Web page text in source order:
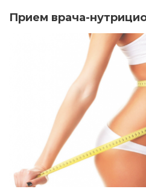
Прием врача-